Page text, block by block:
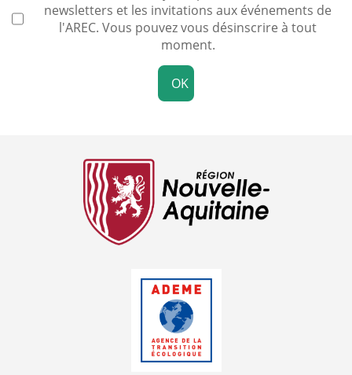
newsletters et les invitations aux événements de
l'AREC. Vous pouvez vous désinscrire à tout
moment.